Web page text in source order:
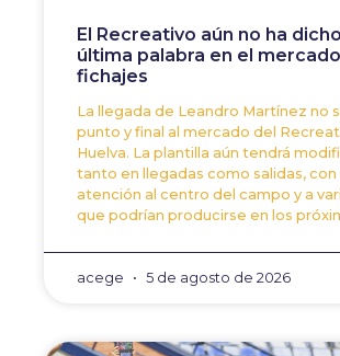
El Recreativo aún no ha
última palabra en el
fichajes
La llegada de Leandro Martínez no
punto y final al mercado del
Huelva. La plantilla aún tendrá
tanto en llegadas como salidas, con
atención al centro del campo y a
que podrían producirse en los
acege 5 de agosto de 2026